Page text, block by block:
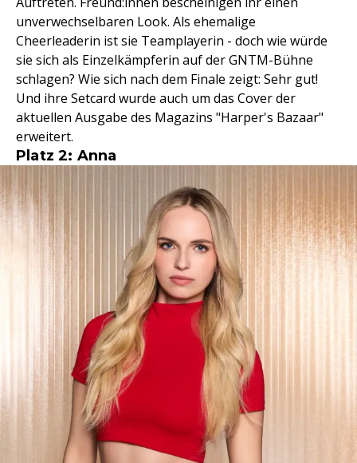
unverwechselbaren Look. Als ehemalige
Cheerleaderin ist sie Teamplayerin - doch wie würde
sie sich als Einzelkämpferin auf der GNTM-Bühne
schlagen? Wie sich nach dem Finale zeigt: Sehr gut!
Und ihre Setcard wurde auch um das Cover der
aktuellen Ausgabe des Magazins "Harper's Bazaar"
erweitert.
Platz 2: Anna